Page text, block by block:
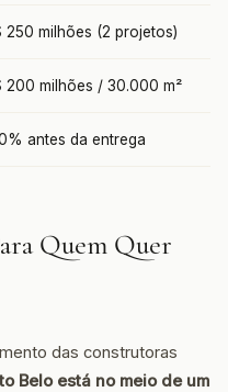
250 milhões (2 projetos)
200 milhões / 30.000 m²
antes da entrega
Quem Quer
das construtoras
Belo está no meio de um